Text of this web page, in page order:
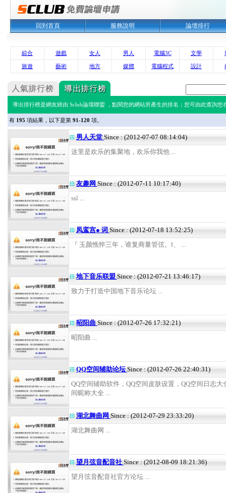
回到首頁 服務說明 論壇排行
綜合 遊戲 女人 男人 電腦3C 文學
旅遊 藝術 地方 媒體 電腦程式 設計
導出排行榜是網友經由 Sclub論壇聯盟 ，點閱您的網站所產生的排名；您可由此查詢您
有 195 項結果，以下是第 91-120 項。
男人天堂 Since : (2012-07-07 08:14:04)
这里是欢乐的集聚地，欢乐你我他 ...
友趣网 Since : (2012-07-11 10:17:40)
ssl ...
凤鸾宫● 词 Since : (2012-07-18 13:52:25)
『 玉颜憔悴三年，谁复商量管弦。‖、 ...
地下音乐联盟 Since : (2012-07-21 13:46:17)
致力于打造中国地下音乐论坛 ...
昭阳曲 Since : (2012-07-26 17:32:21)
昭阳曲 ...
QQ空间辅助论坛Since : (2012-07-26 22:40:31)
QQ空间辅助软件，QQ空间皮肤设置，QQ空间日志大
间昵称大全 ...
湖北舞曲网 Since : (2012-07-29 23:33:20)
湖北舞曲网 ...
望月弦音配音社Since : (2012-08-09 18:21:36)
望月弦音配音社官方论坛 ...